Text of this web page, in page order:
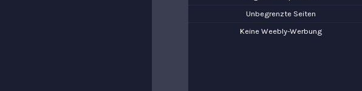
Unbegrenzte Seiten
Keine Weebly-Werbung